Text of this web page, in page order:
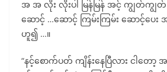
အ အ လိုး လိုးပါ မြန်မြန် အင့် ကျွတ်က
ဆောင့် …ဆောင့် ကြမ်းကြမ်း ဆောင့်ပေ
ဟူ၍ …။
“နင့်စောက်ပတ် ကျိန်းနေပြီလား ငါတော့